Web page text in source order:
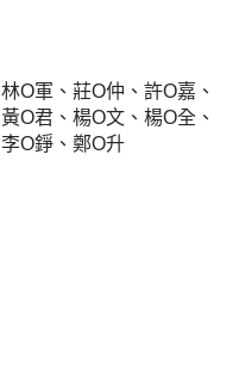
O軍、莊O仲、許O嘉、
O君、楊O文、楊O全、
O錚、鄭O升